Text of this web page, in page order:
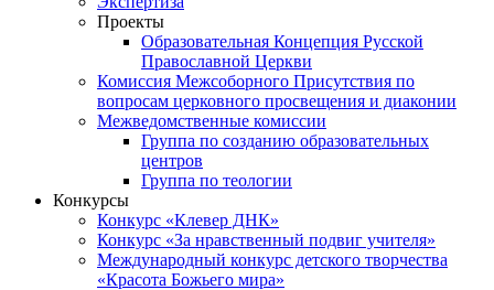
Проекты
Образовательная Концепция Русской
Православной Церкви
Комиссия Межсоборного Присутствия по
вопросам церковного просвещения и диаконии
Межведомственные комиссии
Группа по созданию образовательных
центров
Группа по теологии
Конкурсы
Конкурс «Клевер ДНК»
Конкурс «За нравственный подвиг учителя»
Международный конкурс детского творчества
«Красота Божьего мира»